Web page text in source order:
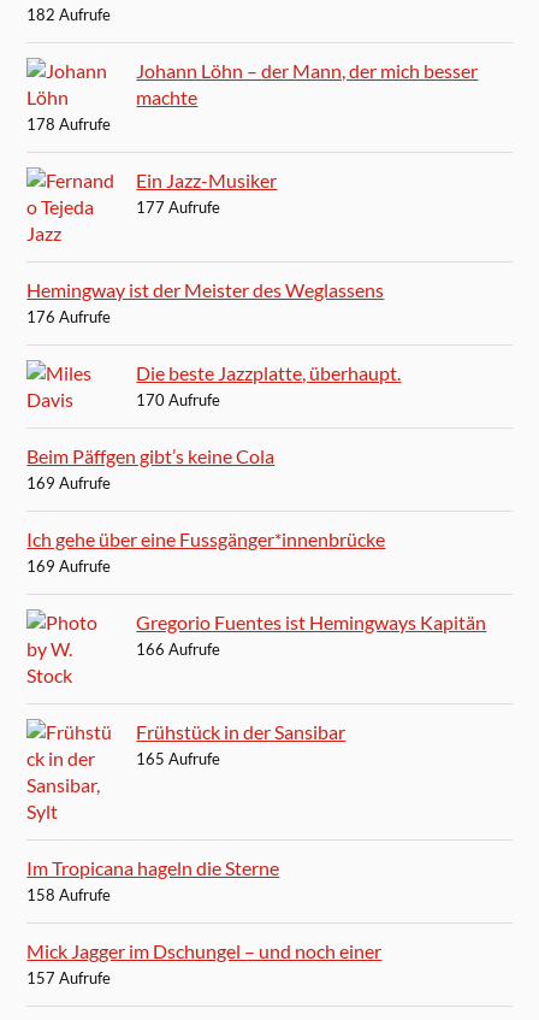
182 Aufrufe
Johann Löhn – der Mann, der mich besser
machte
178 Aufrufe
Ein Jazz-Musiker
177 Aufrufe
Hemingway ist der Meister des Weglassens
176 Aufrufe
Die beste Jazzplatte, überhaupt.
170 Aufrufe
Beim Päffgen gibt’s keine Cola
169 Aufrufe
Ich gehe über eine Fussgänger*innenbrücke
169 Aufrufe
Gregorio Fuentes ist Hemingways Kapitän
166 Aufrufe
Frühstück in der Sansibar
165 Aufrufe
Im Tropicana hageln die Sterne
158 Aufrufe
Mick Jagger im Dschungel – und noch einer
157 Aufrufe